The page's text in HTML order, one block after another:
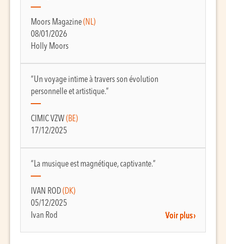
Voir plus ›
Voir plus ›
Voir plus ›
Voir plus ›
Voir plus ›
Voir plus ›
Voir plus ›
Voir plus ›
Voir plus ›
Voir plus ›
Voir plus ›
Voir plus ›
Moors Magazine(NL)
08/01/2026
Holly Moors
Voir plus ›
“Un voyage intime à travers son évolution
personnelle et artistique.”
CIMIC VZW (BE)
17/12/2025
Voir plus ›
“La musique est magnétique, captivante.”
IVAN ROD(DK)
05/12/2025
Ivan Rod
Voir plus ›